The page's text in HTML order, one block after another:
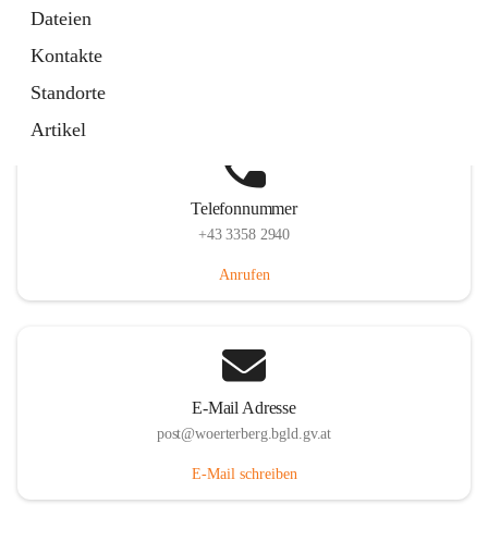
Dateien
Kontakte
Standorte
Artikel
Telefonnummer
+43 3358 2940
Anrufen
E-Mail Adresse
post@woerterberg.bgld.gv.at
E-Mail schreiben